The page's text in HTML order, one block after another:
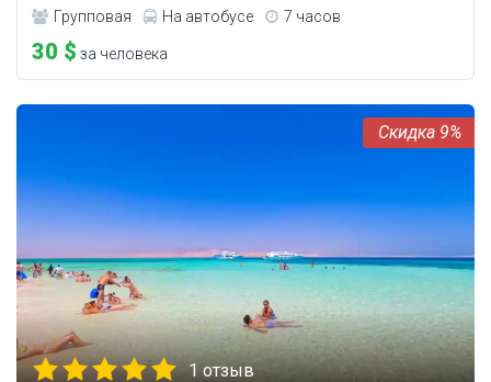
Групповая На автобусе 7 часов
30 $ за человека
9%
1 отзыв